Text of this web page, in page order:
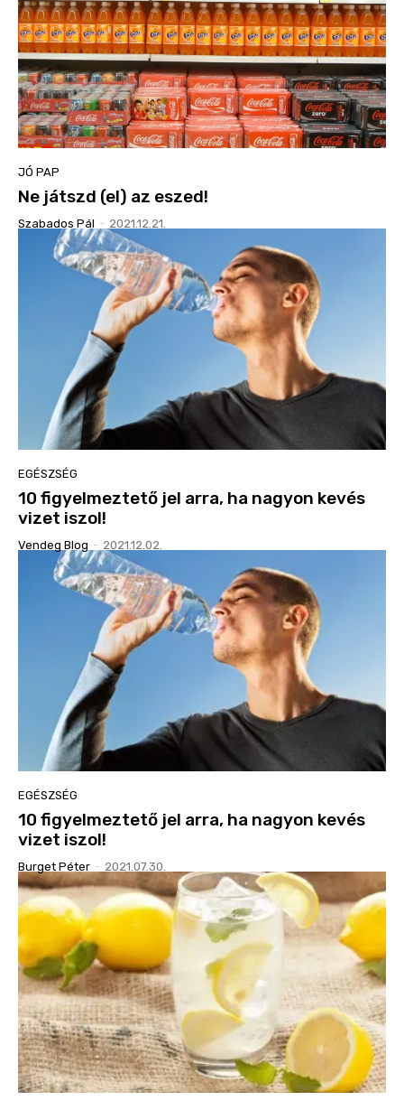
JÓ PAP
Ne játszd (el) az eszed!
Szabados Pál - 2021.12.21.
EGÉSZSÉG
10 figyelmeztető jel arra, ha nagyon kevés
vizet iszol!
Vendeg Blog - 2021.12.02.
EGÉSZSÉG
10 figyelmeztető jel arra, ha nagyon kevés
vizet iszol!
Burget Péter - 2021.07.30.